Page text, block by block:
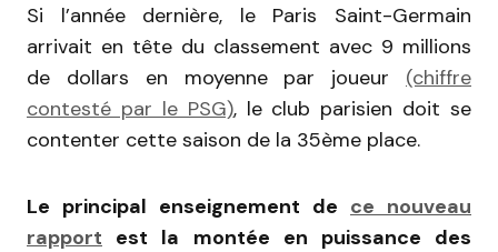
Si l’année dernière, le Paris Saint-Germain
arrivait en tête du classement avec 9 millions
de dollars en moyenne par joueur (chiffre
contesté par le PSG), le club parisien doit se
contenter cette saison de la 35ème place.
Le principal enseignement de ce nouveau
rapport est la montée en puissance des